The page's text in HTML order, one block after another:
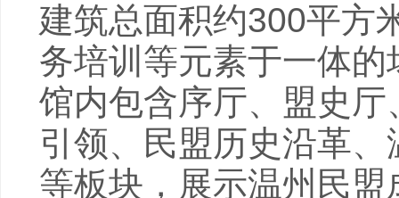
建筑总面积约300平方
务培训等元素于一体
馆内包含序厅、盟史
引领、民盟历史沿革
等板块，展示温州民